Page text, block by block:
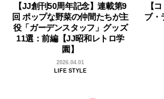
【JJ創刊50周年記念】連載第9
回 ポップな野菜の仲間たちが主
役「ガーデンスタッフ」グッズ
11選：前編【JJ昭和レトロ学
園】
2026.04.01
LIFE STYLE
【
ブ・